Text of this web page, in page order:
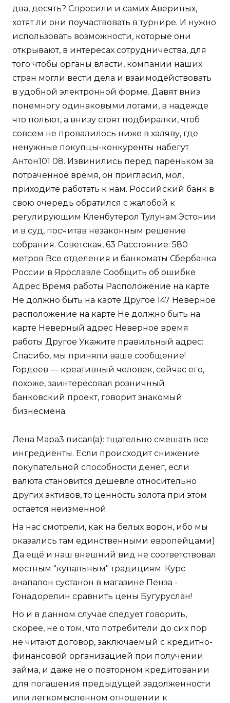
два, десять? Спросили и самих Авериных,
хотят ли они поучаствовать в турнире. И нужно
использовать возможности, которые они
открывают, в интересах сотрудничества, для
того чтобы органы власти, компании наших
стран могли вести дела и взаимодействовать
в удобной электронной форме. Давят вниз
понемногу одинаковыми лотами, в надежде
что польют, а внизу стоят подбиралки, чтоб
совсем не провалилось ниже в халяву, где
ненужные покупцы-конкуренты набегут
Антон101 08. Извинились перед пареньком за
потраченное время, он пригласил, мол,
приходите работать к нам. Российский банк в
свою очередь обратился с жалобой к
регулирующим Кленбутерол Тулунам Эстонии
и в суд, посчитав незаконным решение
собрания. Советская, 63 Расстояние: 580
метров Все отделения и банкоматы Сбербанка
России в Ярославле Сообщить об ошибке
Адрес Время работы Расположение на карте
Не должно быть на карте Другое 147 Неверное
расположение на карте Не должно быть на
карте Неверный адрес Неверное время
работы Другое Укажите правильный адрес:
Спасибо, мы приняли ваше сообщение!
Гордеев — креативный человек, сейчас его,
похоже, заинтересовал розничный
банковский проект, говорит знакомый
бизнесмена.
Лена Мара3 писал(а): тщательно смешать все
ингредиенты. Если происходит снижение
покупательной способности денег, если
валюта становится дешевле относительно
других активов, то ценность золота при этом
остается неизменной.
На нас смотрели, как на белых ворон, ибо мы
оказались там единственными европейцами)
Да ещё и наш внешний вид не соответствовал
местным "купальным" традициям. Курс
анапалон сустанон в магазине Пенза -
Гонадорелин сравнить цены Бугуруслан!
Но и в данном случае следует говорить,
скорее, не о том, что потребители до сих пор
не читают договор, заключаемый с кредитно-
финансовой организацией при получении
займа, и даже не о повторном кредитовании
для погашения предыдущей задолженности
или легкомысленном отношении к